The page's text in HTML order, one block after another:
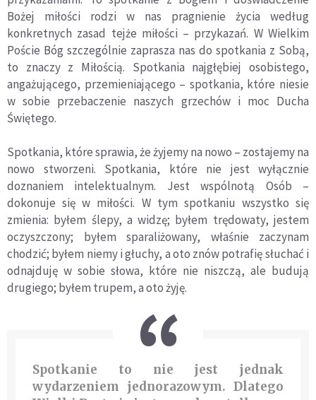
Bożej miłości rodzi w nas pragnienie życia według
konkretnych zasad tejże miłości – przykazań. W Wielkim
Poście Bóg szczególnie zaprasza nas do spotkania z Sobą,
to znaczy z Miłością. Spotkania najgłębiej osobistego,
angażującego, przemieniającego – spotkania, które niesie
w sobie przebaczenie naszych grzechów i moc Ducha
Świętego.
Spotkania, które sprawia, że żyjemy na nowo – zostajemy na
nowo stworzeni. Spotkania, które nie jest wyłącznie
doznaniem intelektualnym. Jest wspólnotą Osób –
dokonuje się w miłości. W tym spotkaniu wszystko się
zmienia: byłem ślepy, a widzę; byłem trędowaty, jestem
oczyszczony; byłem sparaliżowany, właśnie zaczynam
chodzić; byłem niemy i głuchy, a oto znów potrafię słuchać i
odnajduję w sobie słowa, które nie niszczą, ale budują
drugiego; byłem trupem, a oto żyję.
Spotkanie to nie jest jednak
wydarzeniem jednorazowym. Dlatego